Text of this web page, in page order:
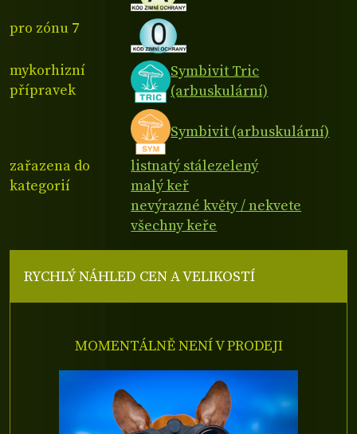
pro zónu 7
mykorhizní
přípravek
Symbivit Tric
(arbuskulární)
Symbivit (arbuskulární)
zařazena do
kategorií
listnatý stálezelený
malý keř
nevýrazné květy / nekvete
všechny keře
RYCHLÝ NÁHLED CEN A VELIKOSTÍ
MOMENTÁLNĚ NENÍ V PRODEJI